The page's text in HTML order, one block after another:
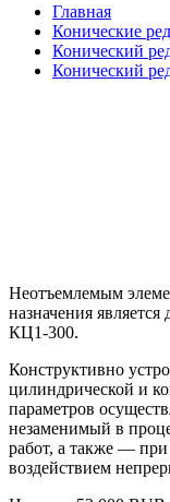
Главная
Конические
Конический
Конический
Неотъемлемым
назначения является
КЦ1-300.
Конструктивно
цилиндрической и
параметров
незаменимый в
работ, а также ―
воздействием